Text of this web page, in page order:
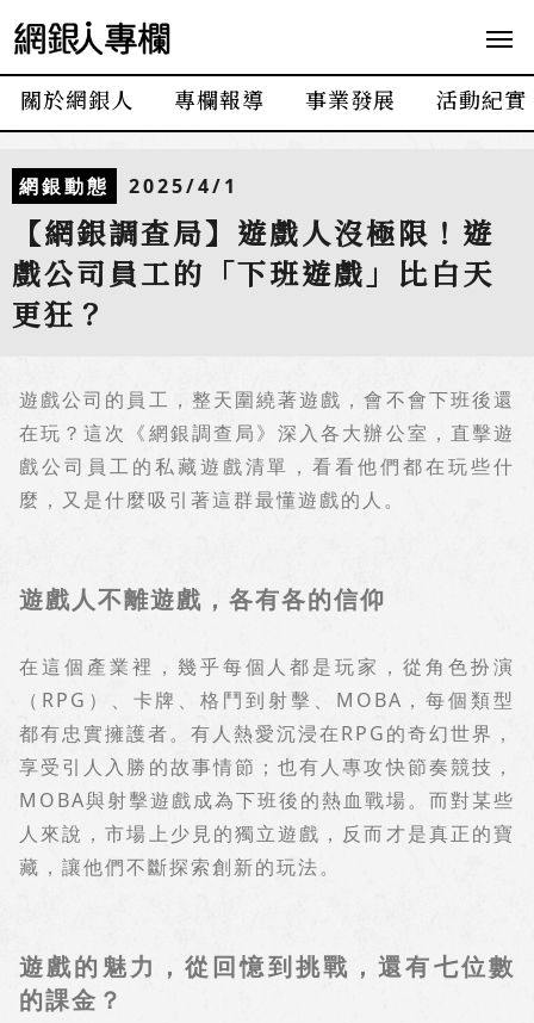
網
人
專
欄
關於網銀人 專欄報導 事業發展 活動紀實
網銀動態 2025/4/1
【網銀調查局】遊戲人沒極限！遊
戲公司員工的「下班遊戲」比白天
更狂？
遊戲公司的員工，整天圍繞著遊戲，會不會下班後還
在玩？這次《網銀調查局》深入各大辦公室，直擊遊
戲公司員工的私藏遊戲清單，看看他們都在玩些什
麼，又是什麼吸引著這群最懂遊戲的人。
遊戲人不離遊戲，各有各的信仰
在這個產業裡，幾乎每個人都是玩家，從角色扮演
（ RPG ）、卡牌、格鬥到射擊、 MOBA ，每個類型
都有忠實擁護者。有人熱愛沉浸在RPG的奇幻世界，
享受引人入勝的故事情節；也有人專攻快節奏競技，
MOBA與射擊遊戲成為下班後的熱血戰場。而對某些
人來說，市場上少見的獨立遊戲，反而才是真正的寶
藏，讓他們不斷探索創新的玩法。
遊戲的魅力，從回憶到挑戰，還有七位數
的課金？